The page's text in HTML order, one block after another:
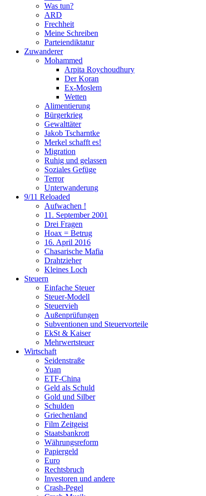
Was tun?
ARD
Frechheit
Meine Schreiben
Parteiendiktatur
Zuwanderer
Mohammed
Arpita Roychoudhury
Der Koran
Ex-Moslem
Wetten
Alimentierung
Bürgerkrieg
Gewalttäter
Jakob Tscharntke
Merkel schafft es!
Migration
Ruhig und gelassen
Soziales Gefüge
Terror
Unterwanderung
9/11 Reloaded
Aufwachen !
11. September 2001
Drei Fragen
Hoax = Betrug
16. April 2016
Chasarische Mafia
Drahtzieher
Kleines Loch
Steuern
Einfache Steuer
Steuer-Modell
Steuervieh
Außenprüfungen
Subventionen und Steuervorteile
EkSt & Kaiser
Mehrwertsteuer
Wirtschaft
Seidenstraße
Yuan
ETF-China
Geld als Schuld
Gold und Silber
Schulden
Griechenland
Film Zeitgeist
Staatsbankrott
Währungsreform
Papiergeld
Euro
Rechtsbruch
Investoren und andere
Crash-Pegel